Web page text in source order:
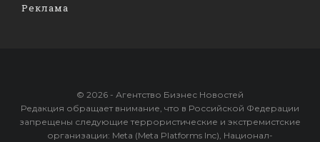
Реклама
© 2026 - Агентство Бизнес Новостей
Редакция обращает внимание, что в Российской Федерации
запрещены следующие террористические и экстремистские
организации: Meta (Meta Platforms Inc), Национал-